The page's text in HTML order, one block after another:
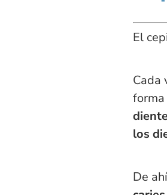
El
Cada
forma
los
De